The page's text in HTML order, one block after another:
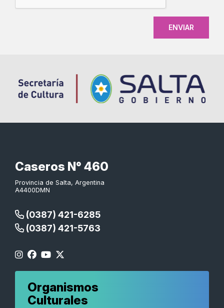
Caseros N° 460
Provincia de Salta, Argentina
A4400DMN
(0387) 421-6285
(0387) 421-5763
Organismos
Culturales